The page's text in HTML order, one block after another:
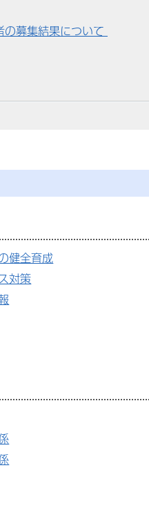
募集結果について
健全育成
対策